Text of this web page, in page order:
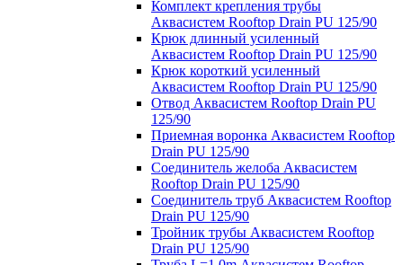
Комплект крепления трубы
Аквасистем Rooftop Drain PU 125/90
Крюк длинный усиленный
Аквасистем Rooftop Drain PU 125/90
Крюк короткий усиленный
Аквасистем Rooftop Drain PU 125/90
Отвод Аквасистем Rooftop Drain PU
125/90
Приемная воронка Аквасистем Rooftop
Drain PU 125/90
Соединитель желоба Аквасистем
Rooftop Drain PU 125/90
Соединитель труб Аквасистем Rooftop
Drain PU 125/90
Тройник трубы Аквасистем Rooftop
Drain PU 125/90